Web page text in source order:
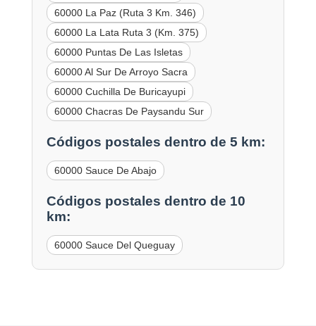
60000 La Paz (Ruta 3 Km. 346)
60000 La Lata Ruta 3 (Km. 375)
60000 Puntas De Las Isletas
60000 Al Sur De Arroyo Sacra
60000 Cuchilla De Buricayupi
60000 Chacras De Paysandu Sur
Códigos postales dentro de 5 km:
60000 Sauce De Abajo
Códigos postales dentro de 10
km:
60000 Sauce Del Queguay